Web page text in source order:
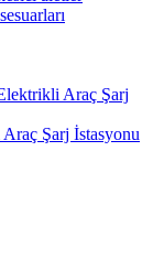
Araç Şarj
Araç Şarj İstasyonu